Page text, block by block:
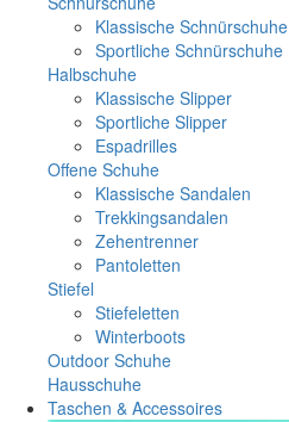
Klassische Schnürschuhe
Sportliche Schnürschuhe
Halbschuhe
Klassische Slipper
Sportliche Slipper
Espadrilles
Offene Schuhe
Klassische Sandalen
Trekkingsandalen
Zehentrenner
Pantoletten
Stiefel
Stiefeletten
Winterboots
Outdoor Schuhe
Hausschuhe
Taschen & Accessoires